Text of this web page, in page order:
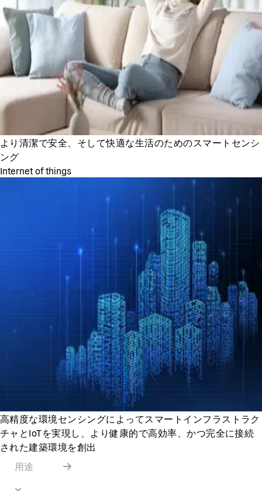
より清潔で安全、そして快適な生活のためのスマートセンシ
ング
Internet of things
高精度な環境センシングによってスマートインフラストラク
チャとIoTを実現し、より健康的で高効率、かつ完全に接続
された建築環境を創出
用途